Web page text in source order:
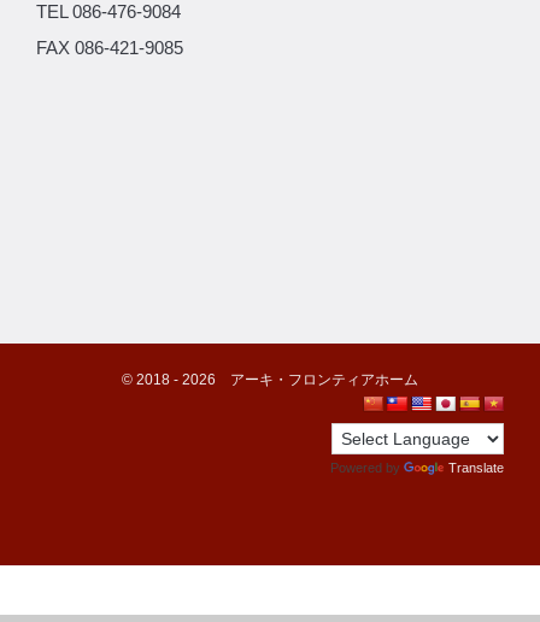
TEL 086-476-9084
FAX 086-421-9085
©️ 2018 - 2026 アーキ・フロンティアホーム
Powered by Translate